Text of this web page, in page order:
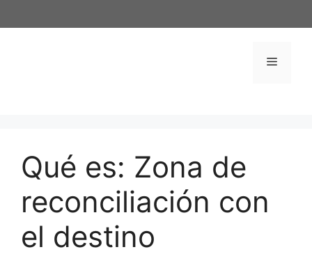
al
Menú
Qué es: Zona de
reconciliación con
el destino